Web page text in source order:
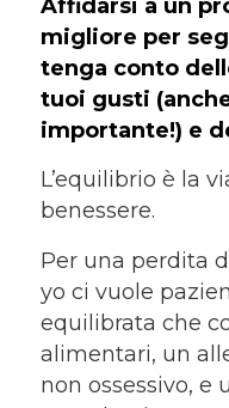
Affidarsi a un
migliore per
tenga conto
tuoi gusti
importante!) e
L’equilibrio è la
benessere.
Per una perdita
yo ci vuole
equilibrata che
alimentari, un
non ossessivo, e